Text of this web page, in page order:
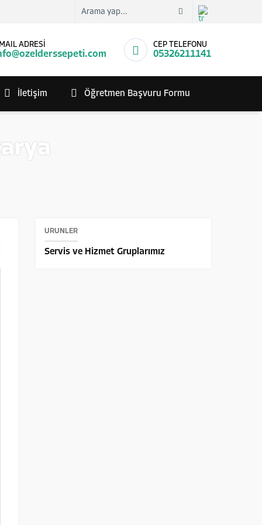
ADRESİ CEP TELEFONU
05326211141
İletişim Öğretmen Başvuru Formu
ÜRÜNLER
Servis ve Hizmet Gruplarımız